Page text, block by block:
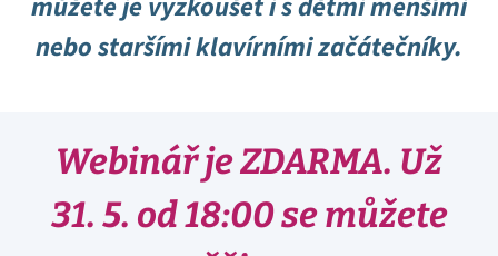
nebo staršími klavírními začátečníky.
Webinář je ZDARMA. Už
31. 5. od 18:00 se můžete